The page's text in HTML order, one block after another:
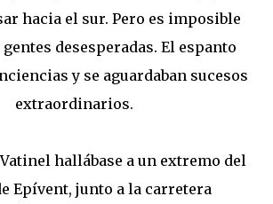
hacia el sur. Pero es imposible
desesperadas. El espanto
y se aguardaban sucesos
extraordinarios.
hallábase a un extremo del
Epívent, junto a la carretera